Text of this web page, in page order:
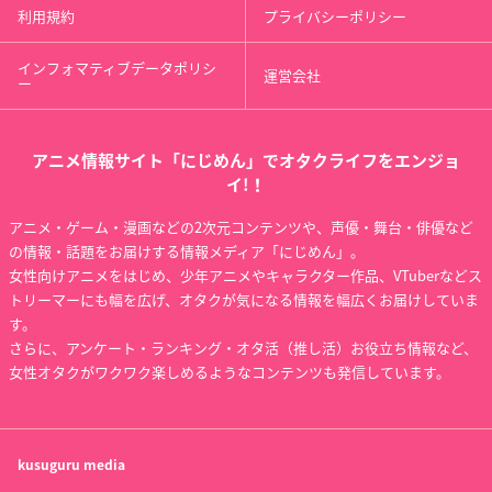
利用規約 プライバシーポリシー
インフォマティブデータポリシ
ー 運営会社
アニメ情報サイト「にじめん」でオタクライフをエンジョ
イ!！
アニメ・ゲーム・漫画などの2次元コンテンツや、声優・舞台・俳優など
の情報・話題をお届けする情報メディア「にじめん」。
女性向けアニメをはじめ、少年アニメやキャラクター作品、VTuberなどス
トリーマーにも幅を広げ、オタクが気になる情報を幅広くお届けしていま
す。
さらに、アンケート・ランキング・オタ活（推し活）お役立ち情報など、
女性オタクがワクワク楽しめるようなコンテンツも発信しています。
kusuguru media